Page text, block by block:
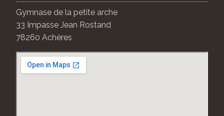
Gymnase de la petite arche
33 Impasse Jean Rostand
78260 Achères